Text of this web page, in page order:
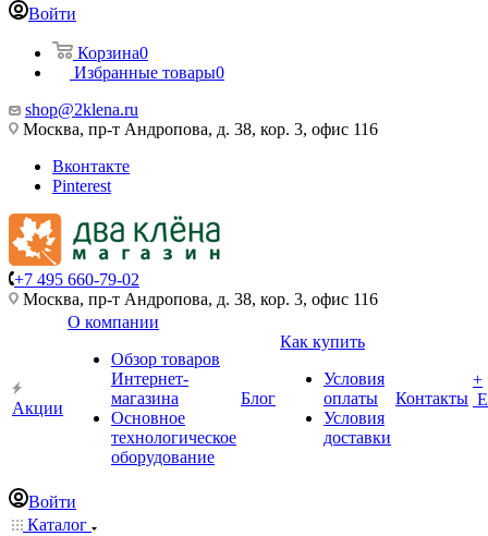
Войти
Корзина0
Избранные товары0
shop@2klena.ru
Москва, пр-т Андропова, д. 38, кор. 3, офис 116
Вконтакте
Pinterest
+7 495 660-79-02
Москва, пр-т Андропова, д. 38, кор. 3, офис 116
Акции
О компании
Обзор товаров
Интернет-
магазина
Основное
технологическое
оборудование
Блог
Как купить
Условия
оплаты
Условия
доставки
Контакты
+
Войти
Каталог